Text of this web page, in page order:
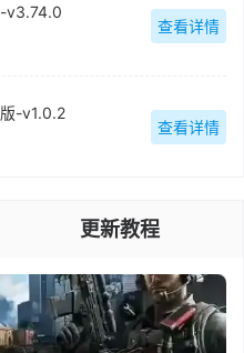
v3.74.0
查看详情
-v1.0.2
查看详情
更新教程